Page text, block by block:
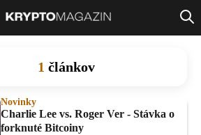
1 článkov
Novinky
Charlie Lee vs. Roger Ver - Stávka o
forknuté Bitcoiny